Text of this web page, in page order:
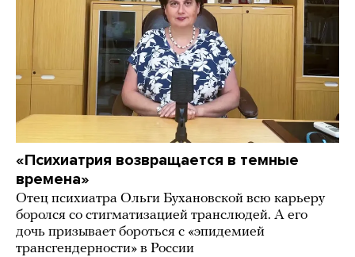
«Психиатрия возвращается в темные
времена»
Отец психиатра Ольги Бухановской всю карьеру
боролся со стигматизацией транслюдей. А его
дочь призывает бороться с «эпидемией
трансгендерности» в России